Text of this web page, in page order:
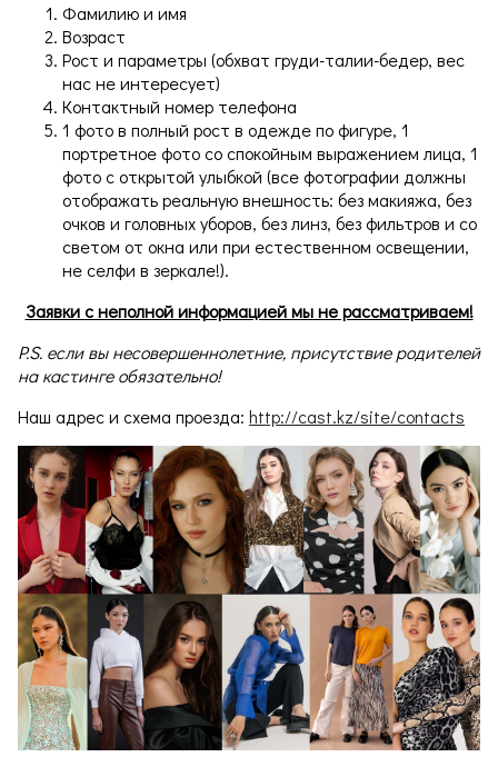
Фамилию и имя
Возраст
Рост и параметры (обхват груди-талии-бедер, вес
нас не интересует)
Контактный номер телефона
1 фото в полный рост в одежде по фигуре, 1
портретное фото со спокойным выражением лица, 1
фото с открытой улыбкой (все фотографии должны
отображать реальную внешность: без макияжа, без
очков и головных уборов, без линз, без фильтров и со
светом от окна или при естественном освещении,
не селфи в зеркале!).
Заявки с неполной информацией мы не рассматриваем!
P.S. если вы несовершеннолетние, присутствие родителей
на кастинге обязательно!
Наш адрес и схема проезда: http://cast.kz/site/contacts